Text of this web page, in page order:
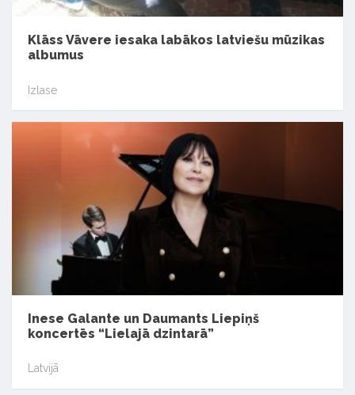
Klāss Vāvere iesaka labākos latviešu mūzikas
albumus
Izlase
Inese Galante un Daumants Liepiņš
koncertēs “Lielajā dzintarā”
Latvijā